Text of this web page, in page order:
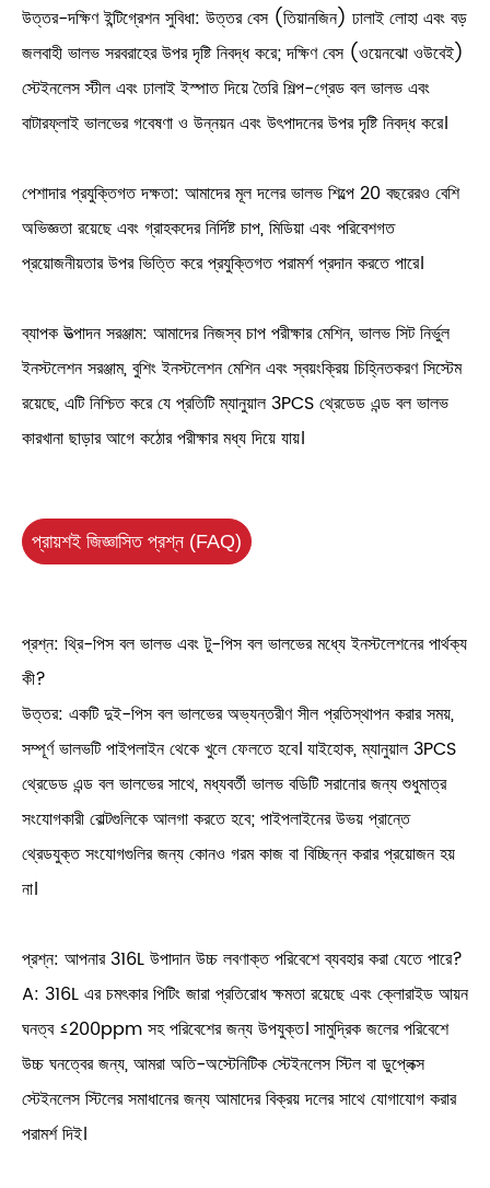
উত্তর-দক্ষিণ ইন্টিগ্রেশন সুবিধা: উত্তর বেস (তিয়ানজিন) ঢালাই লোহা এবং বড়
জলবাহী ভালভ সরবরাহের উপর দৃষ্টি নিবদ্ধ করে; দক্ষিণ বেস (ওয়েনঝো ওউবেই)
স্টেইনলেস স্টীল এবং ঢালাই ইস্পাত দিয়ে তৈরি শিল্প-গ্রেড বল ভালভ এবং
বাটারফ্লাই ভালভের গবেষণা ও উন্নয়ন এবং উৎপাদনের উপর দৃষ্টি নিবদ্ধ করে।
পেশাদার প্রযুক্তিগত দক্ষতা: আমাদের মূল দলের ভালভ শিল্পে 20 বছরেরও বেশি
অভিজ্ঞতা রয়েছে এবং গ্রাহকদের নির্দিষ্ট চাপ, মিডিয়া এবং পরিবেশগত
প্রয়োজনীয়তার উপর ভিত্তি করে প্রযুক্তিগত পরামর্শ প্রদান করতে পারে।
ব্যাপক উত্পাদন সরঞ্জাম: আমাদের নিজস্ব চাপ পরীক্ষার মেশিন, ভালভ সিট নির্ভুল
ইনস্টলেশন সরঞ্জাম, বুশিং ইনস্টলেশন মেশিন এবং স্বয়ংক্রিয় চিহ্নিতকরণ সিস্টেম
রয়েছে, এটি নিশ্চিত করে যে প্রতিটি ম্যানুয়াল 3PCS থ্রেডেড এন্ড বল ভালভ
কারখানা ছাড়ার আগে কঠোর পরীক্ষার মধ্য দিয়ে যায়।
প্রায়শই জিজ্ঞাসিত প্রশ্ন (FAQ)
প্রশ্ন: থ্রি-পিস বল ভালভ এবং টু-পিস বল ভালভের মধ্যে ইনস্টলেশনের পার্থক্য
কী?
উত্তর: একটি দুই-পিস বল ভালভের অভ্যন্তরীণ সীল প্রতিস্থাপন করার সময়,
সম্পূর্ণ ভালভটি পাইপলাইন থেকে খুলে ফেলতে হবে। যাইহোক, ম্যানুয়াল 3PCS
থ্রেডেড এন্ড বল ভালভের সাথে, মধ্যবর্তী ভালভ বডিটি সরানোর জন্য শুধুমাত্র
সংযোগকারী বোল্টগুলিকে আলগা করতে হবে; পাইপলাইনের উভয় প্রান্তে
থ্রেডযুক্ত সংযোগগুলির জন্য কোনও গরম কাজ বা বিচ্ছিন্ন করার প্রয়োজন হয়
না।
প্রশ্ন: আপনার 316L উপাদান উচ্চ লবণাক্ত পরিবেশে ব্যবহার করা যেতে পারে?
A: 316L এর চমৎকার পিটিং জারা প্রতিরোধ ক্ষমতা রয়েছে এবং ক্লোরাইড আয়ন
ঘনত্ব ≤200ppm সহ পরিবেশের জন্য উপযুক্ত। সামুদ্রিক জলের পরিবেশে
উচ্চ ঘনত্বের জন্য, আমরা অতি-অস্টেনিটিক স্টেইনলেস স্টিল বা ডুপ্লেক্স
স্টেইনলেস স্টিলের সমাধানের জন্য আমাদের বিক্রয় দলের সাথে যোগাযোগ করার
পরামর্শ দিই।